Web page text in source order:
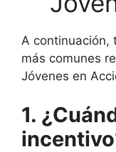
A continuación,
más comunes
Jóvenes en
1.